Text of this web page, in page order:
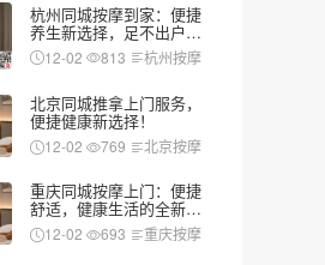
杭州同城按摩到家：便捷
养生新选择，足不出户享
受专业服务
12-02 813 杭州按摩
北京同城推拿上门服务，
便捷健康新选择！
12-02 769 北京按摩
重庆同城按摩上门：便捷
舒适，健康生活的全新选
择12-02 693 重庆按摩